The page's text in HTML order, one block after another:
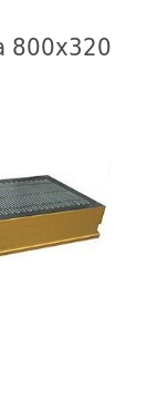
800х320